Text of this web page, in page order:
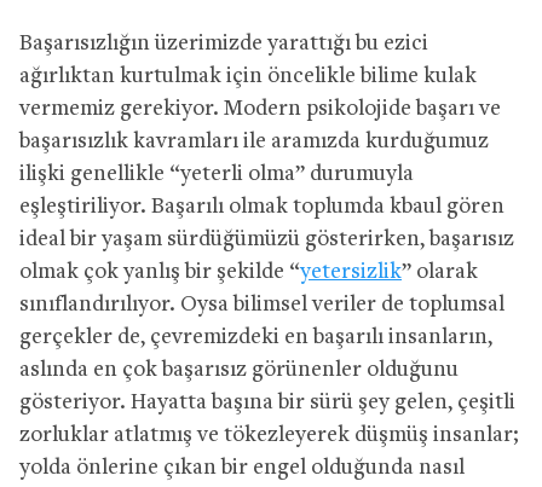
Başarısızlığın üzerimizde yarattığı bu ezici
ağırlıktan kurtulmak için öncelikle bilime kulak
vermemiz gerekiyor. Modern psikolojide başarı ve
başarısızlık kavramları ile aramızda kurduğumuz
ilişki genellikle “yeterli olma” durumuyla
eşleştiriliyor. Başarılı olmak toplumda kbaul gören
ideal bir yaşam sürdüğümüzü gösterirken, başarısız
olmak çok yanlış bir şekilde “yetersizlik” olarak
sınıflandırılıyor. Oysa bilimsel veriler de toplumsal
gerçekler de, çevremizdeki en başarılı insanların,
aslında en çok başarısız görünenler olduğunu
gösteriyor. Hayatta başına bir sürü şey gelen, çeşitli
zorluklar atlatmış ve tökezleyerek düşmüş insanlar;
yolda önlerine çıkan bir engel olduğunda nasıl